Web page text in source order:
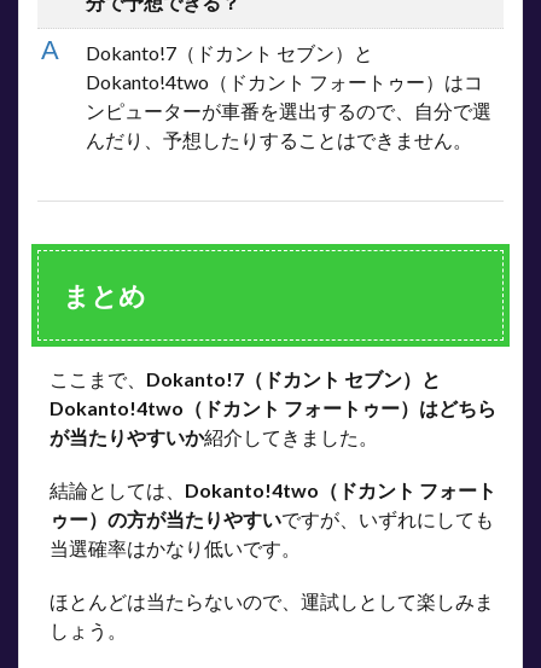
Dokanto!7（ドカント セブン）と
Dokanto!4two（ドカント フォートゥー）はコ
ンピューターが車番を選出するので、自分で選
んだり、予想したりすることはできません。
まとめ
ここまで、 Dokanto!7（ドカント セブン）と
Dokanto!4two（ドカント フォートゥー）はどちら
が当たりやすいか紹介してきました。
結論としては、 Dokanto!4two（ドカント フォート
ゥー）の方が当たりやすいですが、いずれにしても
当選確率はかなり低いです。
ほとんどは当たらないので、運試しとして楽しみま
しょう。